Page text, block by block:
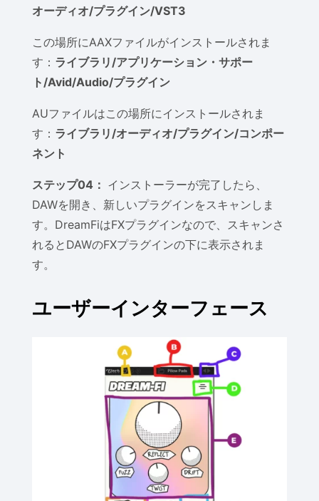
オーディオ/プラグイン/VST3
この場所にAAXファイルがインストールされま
す： ライブラリ/アプリケーション・サポー
ト/Avid/Audio/プラグイン
AUファイルはこの場所にインストールされま
す： ライブラリ/オーディオ/プラグイン/コンポー
ネント
ステップ04： インストーラーが完了したら、
DAWを開き、新しいプラグインをスキャンしま
す。DreamFiはFXプラグインなので、スキャンさ
れるとDAWのFXプラグインの下に表示されま
す。
ユーザーインターフェース